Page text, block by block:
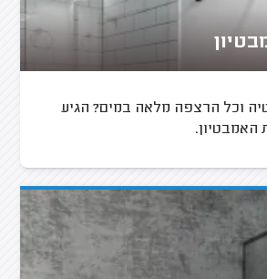
וכל הרצפה מלאה במים? הגיע
האמבטיון.